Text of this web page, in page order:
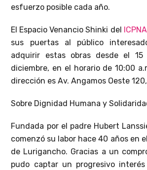
esfuerzo posible cada año.
El Espacio Venancio Shinki del ICPNA
sus puertas al público
adquirir estas obras desde el
diciembre, en el horario de 10:00
dirección es Av. Angamos Oeste
Sobre Dignidad Humana y
Fundada por el padre Hubert
comenzó su labor hace 40 años en
de Lurigancho. Gracias a un
pudo captar un progresivo